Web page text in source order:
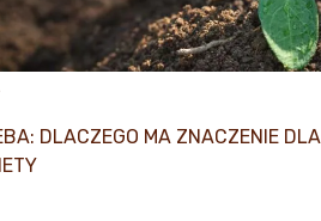
DLACZEGO MA ZNACZENIE DLA